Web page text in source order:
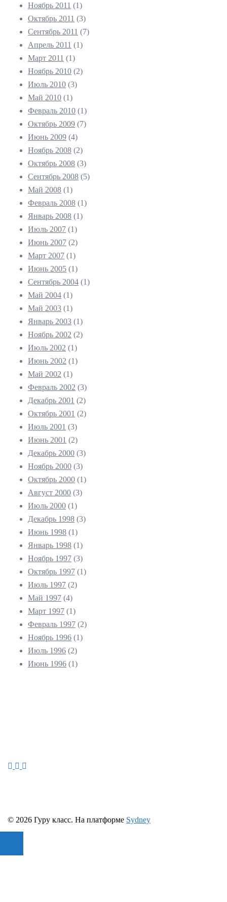
Ноябрь 2011 (1)
Октябрь 2011 (3)
Сентябрь 2011 (7)
Апрель 2011 (1)
Март 2011 (1)
Ноябрь 2010 (2)
Июль 2010 (3)
Май 2010 (1)
Февраль 2010 (1)
Октябрь 2009 (7)
Июнь 2009 (4)
Ноябрь 2008 (2)
Октябрь 2008 (3)
Сентябрь 2008 (5)
Май 2008 (1)
Февраль 2008 (1)
Январь 2008 (1)
Июль 2007 (1)
Июнь 2007 (2)
Март 2007 (1)
Июнь 2005 (1)
Сентябрь 2004 (1)
Май 2004 (1)
Май 2003 (1)
Январь 2003 (1)
Ноябрь 2002 (2)
Июль 2002 (1)
Июнь 2002 (1)
Май 2002 (1)
Февраль 2002 (3)
Декабрь 2001 (2)
Октябрь 2001 (2)
Июль 2001 (3)
Июнь 2001 (2)
Декабрь 2000 (3)
Ноябрь 2000 (3)
Октябрь 2000 (1)
Август 2000 (3)
Июль 2000 (1)
Декабрь 1998 (3)
Июнь 1998 (1)
Январь 1998 (1)
Ноябрь 1997 (3)
Октябрь 1997 (1)
Июль 1997 (2)
Май 1997 (4)
Март 1997 (1)
Февраль 1997 (2)
Ноябрь 1996 (1)
Июль 1996 (2)
Июнь 1996 (1)
© 2026 Гуру класс. На платформе Sydney